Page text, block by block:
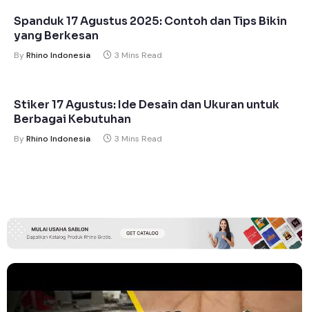
Spanduk 17 Agustus 2025: Contoh dan Tips Bikin
yang Berkesan
ByRhino Indonesia 3 Mins Read
Stiker 17 Agustus: Ide Desain dan Ukuran untuk
Berbagai Kebutuhan
ByRhino Indonesia 3 Mins Read